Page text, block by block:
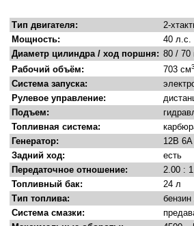
Тип двигателя:
2-
Мощность:
40 л.с.
Диаметр цилиндра / ход поршня: 80 / 70
Рабочий объём:
703 см3
Система запуска:
Рулевое управление:
Подъем:
Топливная система:
Генератор:
12В 6А
Задний ход:
есть
Передаточное отношение:
2.00 : 1
Топливный бак:
24 л
Тип топлива:
Система смазки: